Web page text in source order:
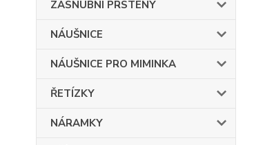
ZÁSNUBNÍ PRSTENY
NÁUŠNICE
NÁUŠNICE PRO MIMINKA
ŘETÍZKY
NÁRAMKY